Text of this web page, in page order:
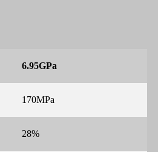
6.95GPa
170MPa
28%